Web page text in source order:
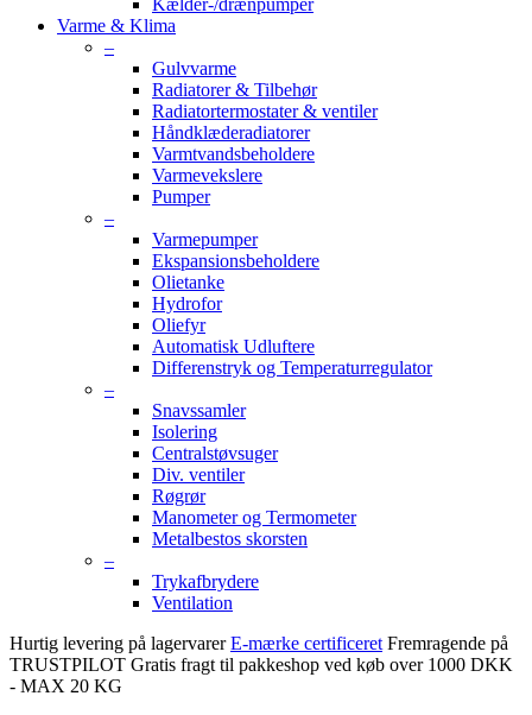
Kælder-/drænpumper
Varme & Klima
–
Gulvvarme
Radiatorer & Tilbehør
Radiatortermostater & ventiler
Håndklæderadiatorer
Varmtvandsbeholdere
Varmevekslere
Pumper
–
Varmepumper
Ekspansionsbeholdere
Olietanke
Hydrofor
Oliefyr
Automatisk Udluftere
Differenstryk og Temperaturregulator
–
Snavssamler
Isolering
Centralstøvsuger
Div. ventiler
Røgrør
Manometer og Termometer
Metalbestos skorsten
–
Trykafbrydere
Ventilation
Hurtig levering på lagervarer E-mærke certificeret Fremragende på
TRUSTPILOT Gratis fragt til pakkeshop ved køb over 1000 DKK
- MAX 20 KG